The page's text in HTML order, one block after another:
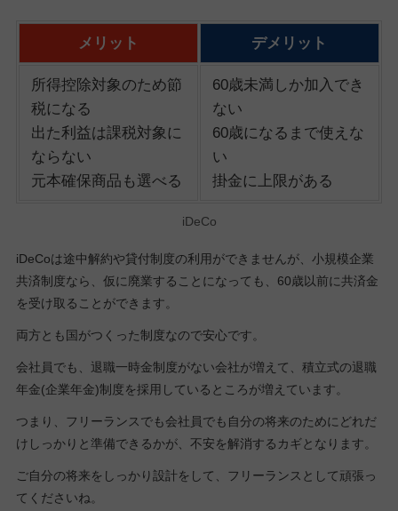
メリット デメリット
所得控除対象のため節
税になる
出た利益は課税対象に
ならない
元本確保商品も選べる
60歳未満しか加入でき
ない
60歳になるまで使えな
い
掛金に上限がある
iDeCo
iDeCoは途中解約や貸付制度の利用ができませんが、小規模企業
共済制度なら、仮に廃業することになっても、60歳以前に共済金
を受け取ることができます。
両方とも国がつくった制度なので安心です。
会社員でも、退職一時金制度がない会社が増えて、積立式の退職
年金(企業年金)制度を採用しているところが増えています。
つまり、フリーランスでも会社員でも自分の将来のためにどれだ
けしっかりと準備できるかが、不安を解消するカギとなります。
ご自分の将来をしっかり設計をして、フリーランスとして頑張っ
てくださいね。